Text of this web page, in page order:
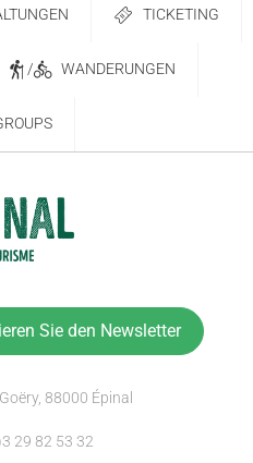
TICKETING
/ WANDERUNGEN
Sie den Newsletter
88000 Épinal
29 82 53 32